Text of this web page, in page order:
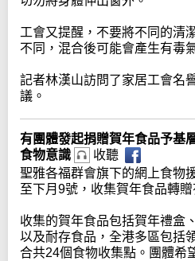
工會又提醒，不要將不同的清
不同，混合後可能會產生有毒
記者林漢山訪問了家居工會名
議。
有團體發起捐贈賀年食品予
食物意識
收聽
聖雅各福群會旗下的網上食物
至下月9號，收集賀年食品轉
收集的賀年食品包括賀年禮盒
以及耐存食品，全港多區包括
合共24個食物收集點。團體希